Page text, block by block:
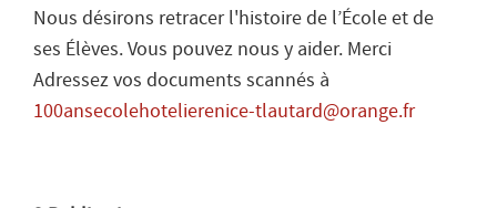
Nous désirons retracer l'histoire de l’École et de
ses Élèves. Vous pouvez nous y aider. Merci
Adressez vos documents scannés à
100ansecolehotelierenice-tlautard@orange.fr